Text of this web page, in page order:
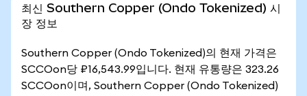
최신 Southern Copper (Ondo Tokenized) 시
장 정보
Southern Copper (Ondo Tokenized)의 현재 가격은
SCCOon당 ₽16,543.99입니다. 현재 유통량은 323.26
SCCOon이며, Southern Copper (Ondo Tokenized)